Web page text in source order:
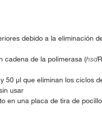
debido a la eliminación
cadena de la polimerasa (hsd
50 μl que eliminan los ciclos
usar
en una placa de tira de